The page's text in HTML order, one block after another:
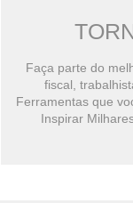
Faça parte do
fiscal,
Ferramentas que
Inspirar